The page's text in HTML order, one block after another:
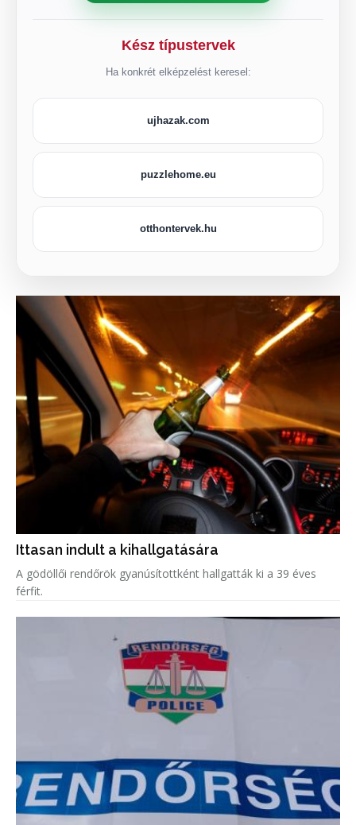
Kész típustervek
Ha konkrét elképzelést keresel:
ujhazak.com
puzzlehome.eu
otthontervek.hu
Ittasan indult a kihallgatására
A gödöllői rendőrök gyanúsítottként hallgatták ki a 39 éves
férfit.